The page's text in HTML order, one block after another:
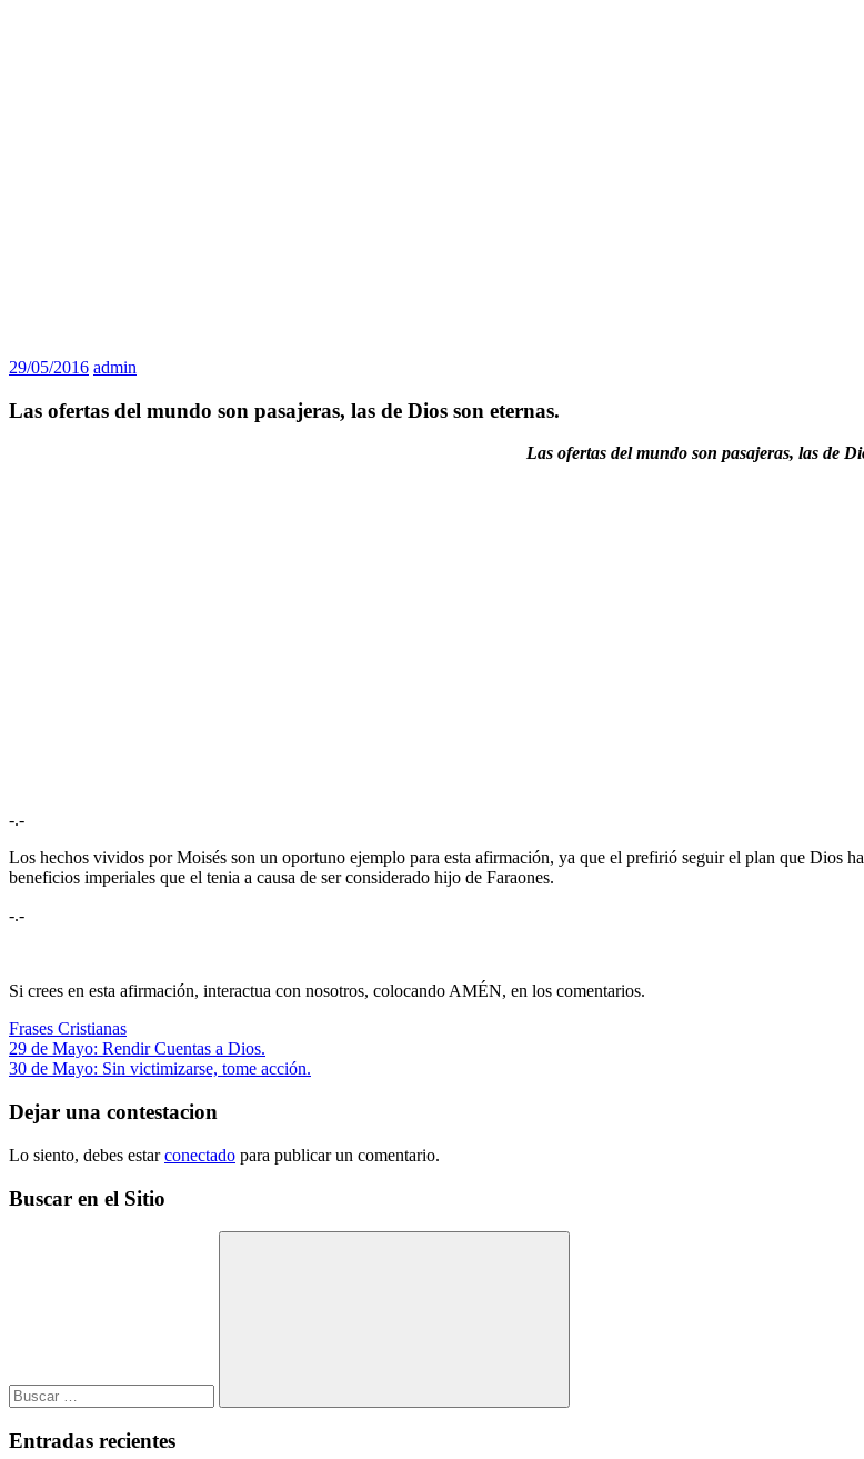
29/05/2016 admin
Las ofertas del mundo son pasajeras, las de Dios son eternas.
Las ofertas del mundo son pasajeras, las de
-.-
Los hechos vividos por Moisés son un oportuno ejemplo para esta afirmación, ya que el prefirió seguir el plan que Dios
beneficios imperiales que el tenia a causa de ser considerado hijo de Faraones.
-.-
Si crees en esta afirmación, interactua con nosotros, colocando AMÉN, en los comentarios.
Frases Cristianas
Navegación
de
entradas
Entrada
anterior:
29 de Mayo: Rendir Cuentas a Dios.
Siguiente
30 de Mayo: Sin victimizarse, tome acción.
Dejar una contestacion
Lo siento, debes estarconectado para publicar un comentario.
Buscar en el Sitio
Buscar
Entradas recientes